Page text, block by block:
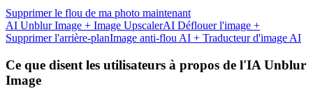
Supprimer le flou de ma photo maintenant
AI Unblur Image + Image UpscalerAI Déflouer l'image +
Supprimer l'arrière-planImage anti-flou AI + Traducteur d'image AI
Ce que disent les utilisateurs à propos de l'IA Unblur
Image